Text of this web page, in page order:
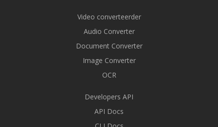
Video converteerder
Audio Converter
Document Converter
Image Converter
OCR
Developers API
API Docs